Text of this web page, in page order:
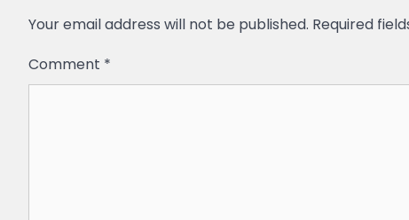
Your email address will not be published. Required
Comment *